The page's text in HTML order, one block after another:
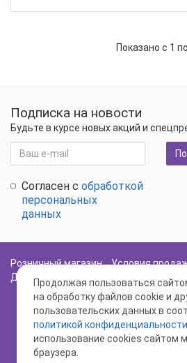
Показано с 1
Подписка на новости
Будьте в курсе новых акций и
Согласен с обработкой
персональных
данных
Розничный магазин Условия
Доставка и оплата
Политика
Продолжая пользоваться
на обработку файлов cookie и
пользовательских данных в
политикой конфиденциальности
использование cookies сайтом
браузера.